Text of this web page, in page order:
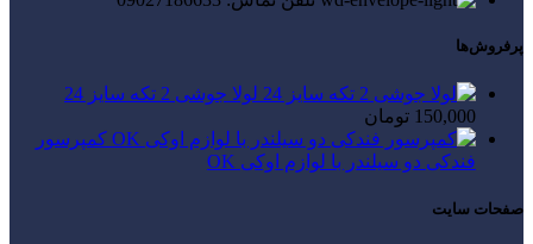
پرفروش‌ها
لولا جوشی 2 تکه سایز 24
150,000 تومان
کمپرسور
فندکی دو سیلندر با لوازم اوکی OK
صفحات سایت